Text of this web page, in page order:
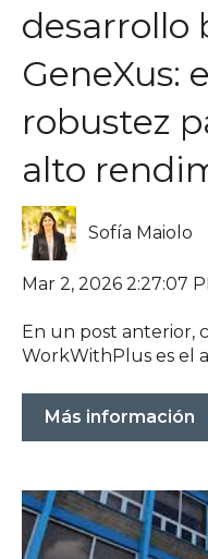
desarrollo
GeneXus:
robustez
alto
Sofía Maiolo
Mar 2, 2026 2:27:07
En un post anterior,
WorkWithPlus es el
Más información